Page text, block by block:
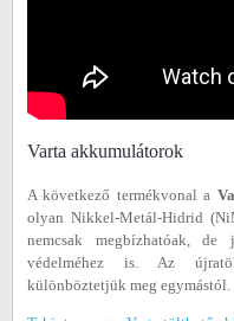
Varta akkumulátorok
A következő termékvonal a
olyan Nikkel-Metál-Hidrid
nemcsak megbízhatóak, de
védelméhez is. Az
különböztetjük meg egymástól.